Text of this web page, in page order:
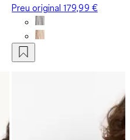
Preu original179,99 €